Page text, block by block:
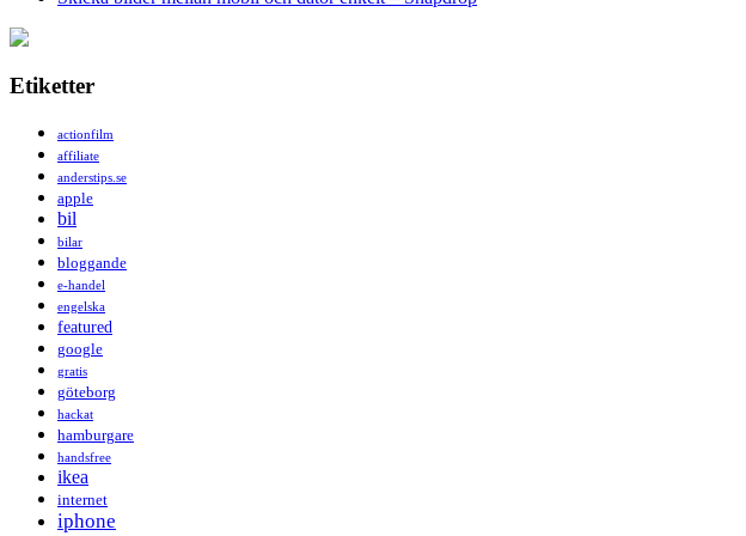
Etiketter
actionfilm
affiliate
anderstips.se
apple
bil
bilar
bloggande
e-handel
engelska
featured
google
gratis
göteborg
hackat
hamburgare
handsfree
ikea
internet
iphone